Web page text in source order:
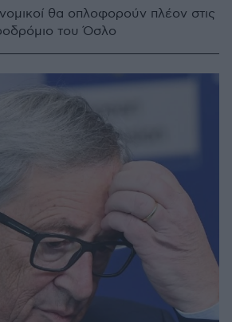
θα οπλοφορούν πλέον στις
του Όσλο